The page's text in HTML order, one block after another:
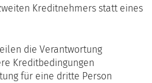
Kreditnehmers statt eines
die Verantwortung
Kreditbedingungen
für eine dritte Person